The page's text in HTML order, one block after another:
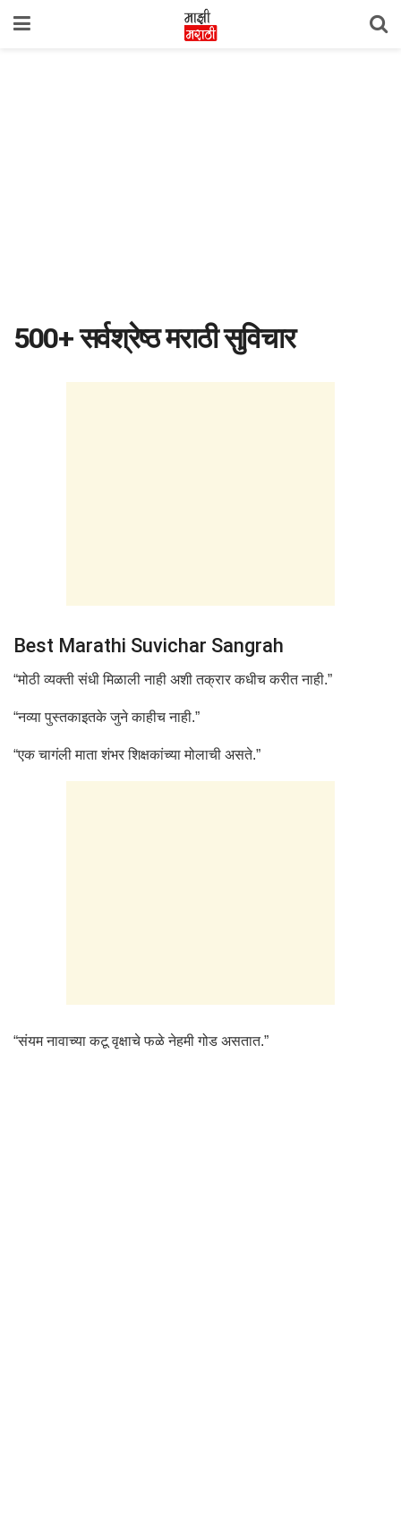
500+ सर्वश्रेष्ठ मराठी सुविचार
Best Marathi Suvichar Sangrah
“मोठी व्यक्ती संधी मिळाली नाही अशी तक्रार कधीच करीत नाही.”
“नव्या पुस्तकाइतके जुने काहीच नाही.”
“एक चागंली माता शंभर शिक्षकांच्या मोलाची असते.”
“संयम नावाच्या कटू वृक्षाचे फळे नेहमी गोड असतात.”